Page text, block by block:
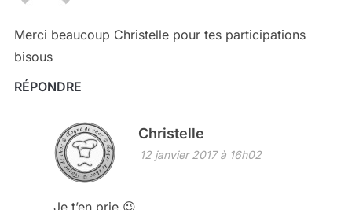
Merci beaucoup Christelle pour tes participations
bisous
RÉPONDRE
Christelle
12 janvier 2017 à 16h02